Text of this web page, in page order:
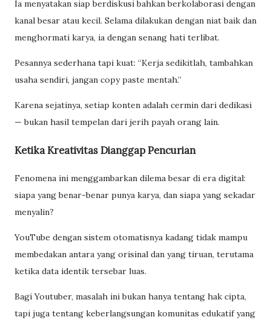
Ia menyatakan siap berdiskusi bahkan berkolaborasi dengan
kanal besar atau kecil. Selama dilakukan dengan niat baik dan
menghormati karya, ia dengan senang hati terlibat.
Pesannya sederhana tapi kuat: “Kerja sedikitlah, tambahkan
usaha sendiri, jangan copy paste mentah.”
Karena sejatinya, setiap konten adalah cermin dari dedikasi
— bukan hasil tempelan dari jerih payah orang lain.
Ketika Kreativitas Dianggap Pencurian
Fenomena ini menggambarkan dilema besar di era digital:
siapa yang benar-benar punya karya, dan siapa yang sekadar
menyalin?
YouTube dengan sistem otomatisnya kadang tidak mampu
membedakan antara yang orisinal dan yang tiruan, terutama
ketika data identik tersebar luas.
Bagi Youtuber, masalah ini bukan hanya tentang hak cipta,
tapi juga tentang keberlangsungan komunitas edukatif yang